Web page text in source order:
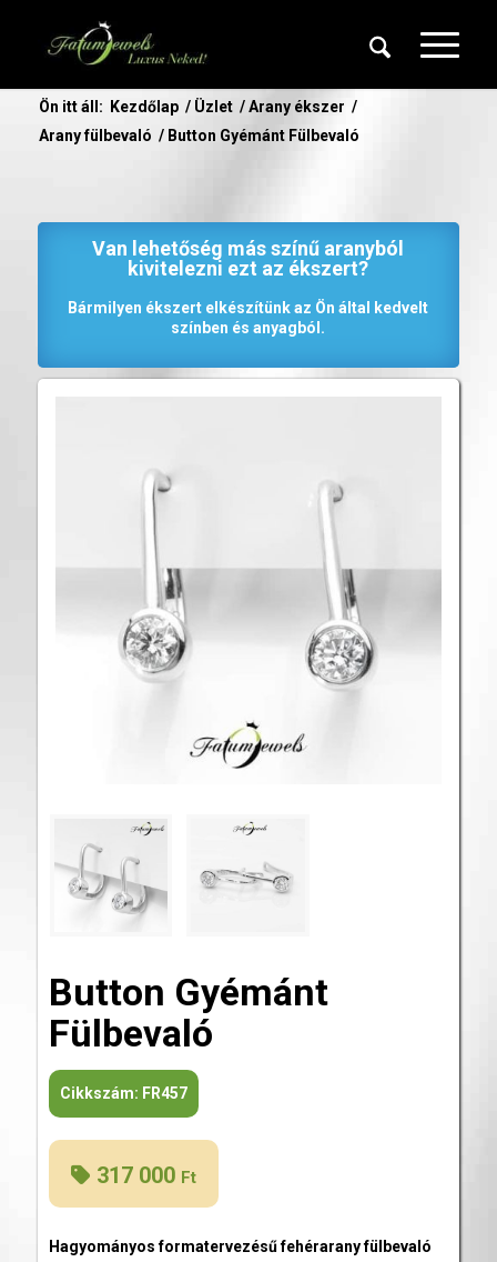
Ön itt áll: Kezdőlap / Üzlet / Arany ékszer /
Arany fülbevaló / Button Gyémánt Fülbevaló
Van lehetőség más színű aranyból
kivitelezni ezt az ékszert?
Bármilyen ékszert elkészítünk az Ön által kedvelt
színben és anyagból.
Button Gyémánt
Fülbevaló
Cikkszám: FR457
317 000 Ft
Hagyományos formatervezésű fehérarany fülbevaló